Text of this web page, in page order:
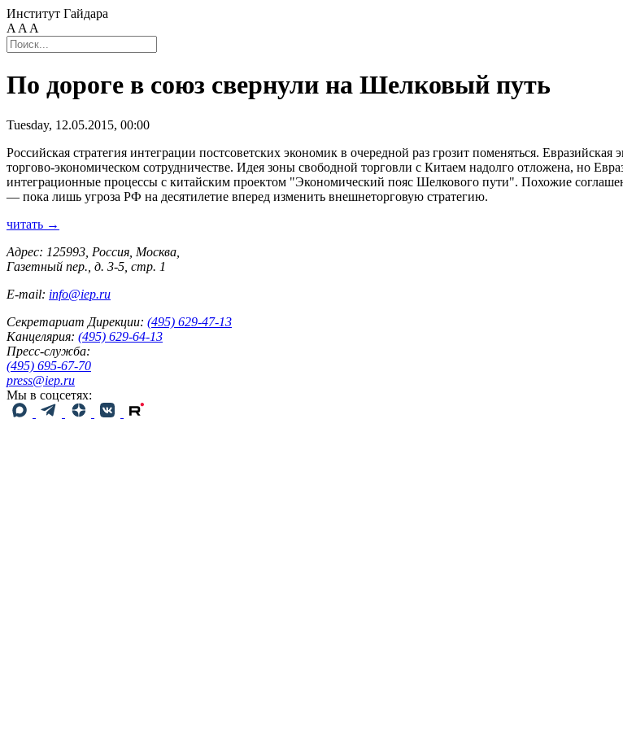
Институт Гайдара
A A A
По дороге в союз свернули на Шелковый путь
Tuesday, 12.05.2015, 00:00
Российская стратегия интеграции постсоветских экономик в очередной раз грозит поменяться.
торгово-экономическом сотрудничестве. Идея зоны свободной торговли с Китаем надолго отложена, но
интеграционные процессы с китайским проектом "Экономический пояс Шелкового пути". Похожие
— пока лишь угроза РФ на десятилетие вперед изменить внешнеторговую стратегию.
читать →
Адрес: 125993, Россия, Москва,
Газетный пер., д. 3-5, стр. 1
E-mail: info@iep.ru
Секретариат Дирекции: (495) 629-47-13
Канцелярия: (495) 629-64-13
Пресс-служба:
(495) 695-67-70
press@iep.ru
Мы в соцсетях: